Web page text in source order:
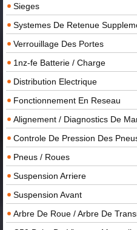
Sieges
Systemes De Retenue
Verrouillage Des Portes
1nz-fe Batterie / Charge
Distribution Electrique
Fonctionnement En Reseau
Alignement / Diagnostics De
Controle De Pression Des
Pneus / Roues
Suspension Arriere
Suspension Avant
Arbre De Roue / Arbre De